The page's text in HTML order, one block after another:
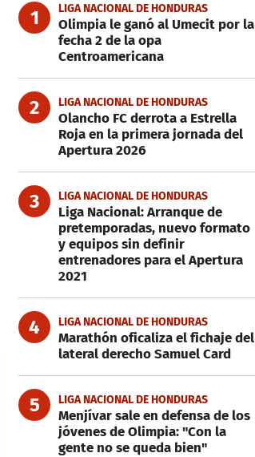
1 LIGA NACIONAL DE HONDURAS
Olimpia le ganó al Umecit por la
fecha 2 de la opa
Centroamericana
2 LIGA NACIONAL DE HONDURAS
Olancho FC derrota a Estrella
Roja en la primera jornada del
Apertura 2026
3 LIGA NACIONAL DE HONDURAS
Liga Nacional: Arranque de
pretemporadas, nuevo formato
y equipos sin definir
entrenadores para el Apertura
2021
4 LIGA NACIONAL DE HONDURAS
Marathón oficaliza el fichaje del
lateral derecho Samuel Card
5 LIGA NACIONAL DE HONDURAS
Menjívar sale en defensa de los
jóvenes de Olimpia: "Con la
gente no se queda bien"